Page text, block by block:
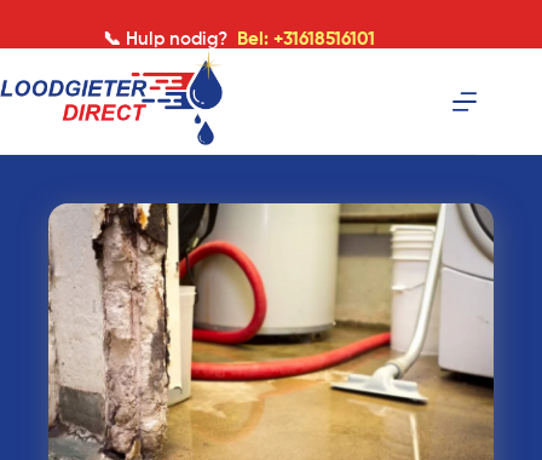
📞 Hulp nodig? Bel: +31618516101